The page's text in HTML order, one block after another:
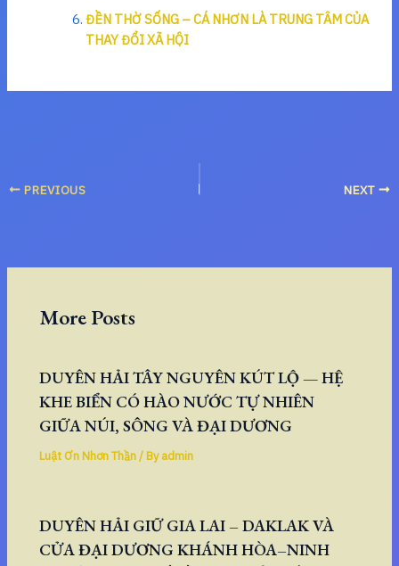
ĐỀN THỜ SỐNG – CÁ NHƠN LÀ TRUNG TÂM CỦA
THAY ĐỔI XÃ HỘI
PREVIOUS NEXT
More Posts
DUYÊN HẢI TÂY NGUYÊN KÚT LỘ — HỆ
KHE BIỂN CÓ HÀO NƯỚC TỰ NHIÊN
GIỮA NÚI, SÔNG VÀ ĐẠI DƯƠNG
Luật Ơn Nhơn Thần/ Byadmin
DUYÊN HẢI GIỮ GIA LAI – DAKLAK VÀ
CỬA ĐẠI DƯƠNG KHÁNH HÒA–NINH